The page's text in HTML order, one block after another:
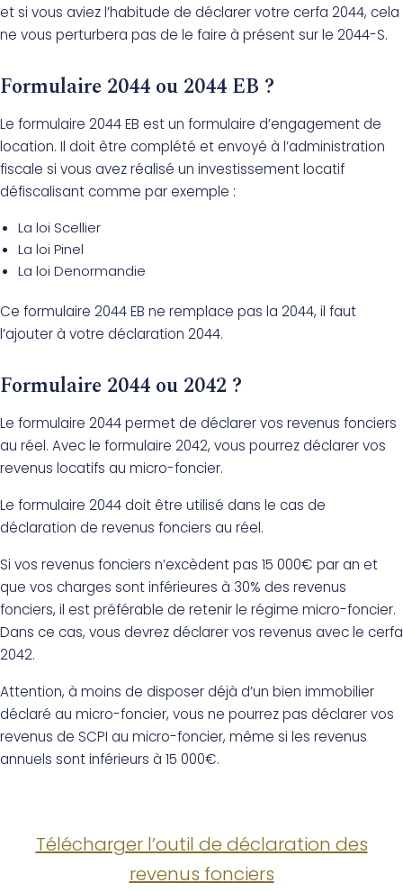
et si vous aviez l’habitude de déclarer votre cerfa 2044, cela
ne vous perturbera pas de le faire à présent sur le 2044-S.
Formulaire 2044 ou 2044 EB ?
Le formulaire 2044 EB est un formulaire d’engagement de
location. Il doit être complété et envoyé à l’administration
fiscale si vous avez réalisé un investissement locatif
défiscalisant comme par exemple :
La loi Scellier
La loi Pinel
La loi Denormandie
Ce formulaire 2044 EB ne remplace pas la 2044, il faut
l’ajouter à votre déclaration 2044.
Formulaire 2044 ou 2042 ?
Le formulaire 2044 permet de déclarer vos revenus fonciers
au réel. Avec le formulaire 2042, vous pourrez déclarer vos
revenus locatifs au micro-foncier.
Le formulaire 2044 doit être utilisé dans le cas de
déclaration de revenus fonciers au réel.
Si vos revenus fonciers n’excèdent pas 15 000€ par an et
que vos charges sont inférieures à 30% des revenus
fonciers, il est préférable de retenir le régime micro-foncier.
Dans ce cas, vous devrez déclarer vos revenus avec le cerfa
2042.
Attention, à moins de disposer déjà d’un bien immobilier
déclaré au micro-foncier, vous ne pourrez pas déclarer vos
revenus de SCPI au micro-foncier, même si les revenus
annuels sont inférieurs à 15 000€.
Télécharger l’outil de déclaration des
revenus fonciers